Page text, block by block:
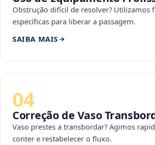
Obstrução difícil de resolver? Utilizamos
específicas para liberar a passagem.
SAIBA MAIS
04
Correção de Vaso
Vaso prestes a transbordar? Agimos
conter e restabelecer o fluxo.